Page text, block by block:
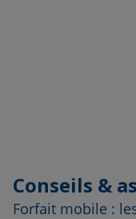
Conseils &
Forfait mobile :